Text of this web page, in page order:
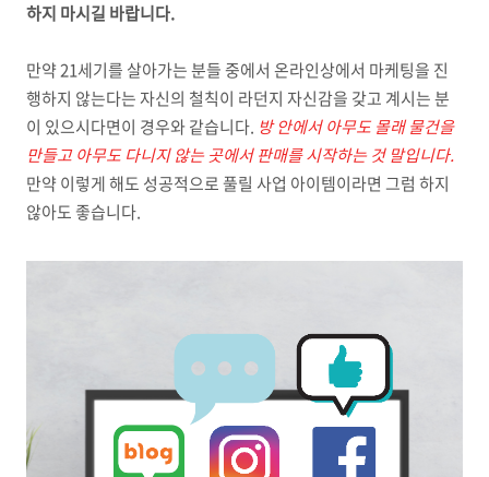
하지 마시길 바랍니다.
만약 21세기를 살아가는 분들 중에서 온라인상에서 마케팅을 진
행하지 않는다는 자신의 철칙이 라던지 자신감을 갖고 계시는 분
이 있으시다면이 경우와 같습니다. 방 안에서 아무도 몰래 물건을
만들고 아무도 다니지 않는 곳에서 판매를 시작하는 것 말입니다.
만약 이렇게 해도 성공적으로 풀릴 사업 아이템이라면 그럼 하지
않아도 좋습니다.